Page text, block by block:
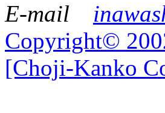
E-mail
Copyright©
[Choji-Kanko